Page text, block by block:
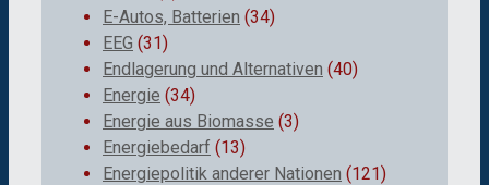
E-Autos, Batterien (34)
EEG (31)
Endlagerung und Alternativen (40)
Energie (34)
Energie aus Biomasse (3)
Energiebedarf (13)
Energiepolitik anderer Nationen (121)